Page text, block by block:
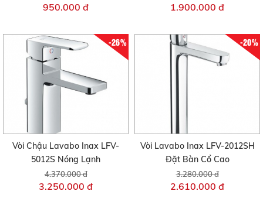
950.000 đ 1.900.000 đ
-26%
Vòi Chậu Lavabo Inax LFV-
5012S Nóng Lạnh
4.370.000 đ
3.250.000 đ
-20%
Vòi Lavabo Inax LFV-2012SH
Đặt Bàn Cổ Cao
3.280.000 đ
2.610.000 đ